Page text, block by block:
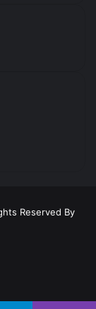
Reserved By